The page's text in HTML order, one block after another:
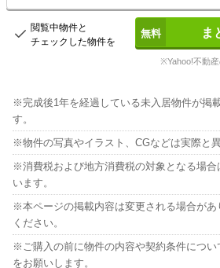
閲覧中物件と
チェックした物件を
ま
※Yahoo!不動
完成後1年を経過している未入居物件が掲
す。
物件の写真やイラスト、CGなどは実際と
消費税および地方消費税の対象となる場
います。
本ページの掲載内容は変更される場合が
ください。
ご購入の前に物件の内容や契約条件につ
をお願いします。